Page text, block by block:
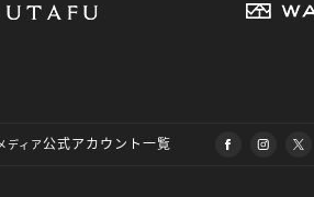
ディア公式アカウント一覧